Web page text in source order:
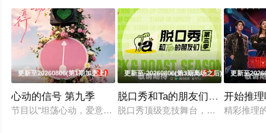
更新至20260806(第1期加更上)
8.0
心动的信号 第九季
节目以“坦荡心动，爱意直行”为核心主题，聚焦真诚直白的新
更新至-20260806(第3期离场之后)
9.0
脱口秀和Ta的朋友们 第三季
脱口秀顶级竞技舞台，年度热梗发源
更新至
开始推
精彩推理